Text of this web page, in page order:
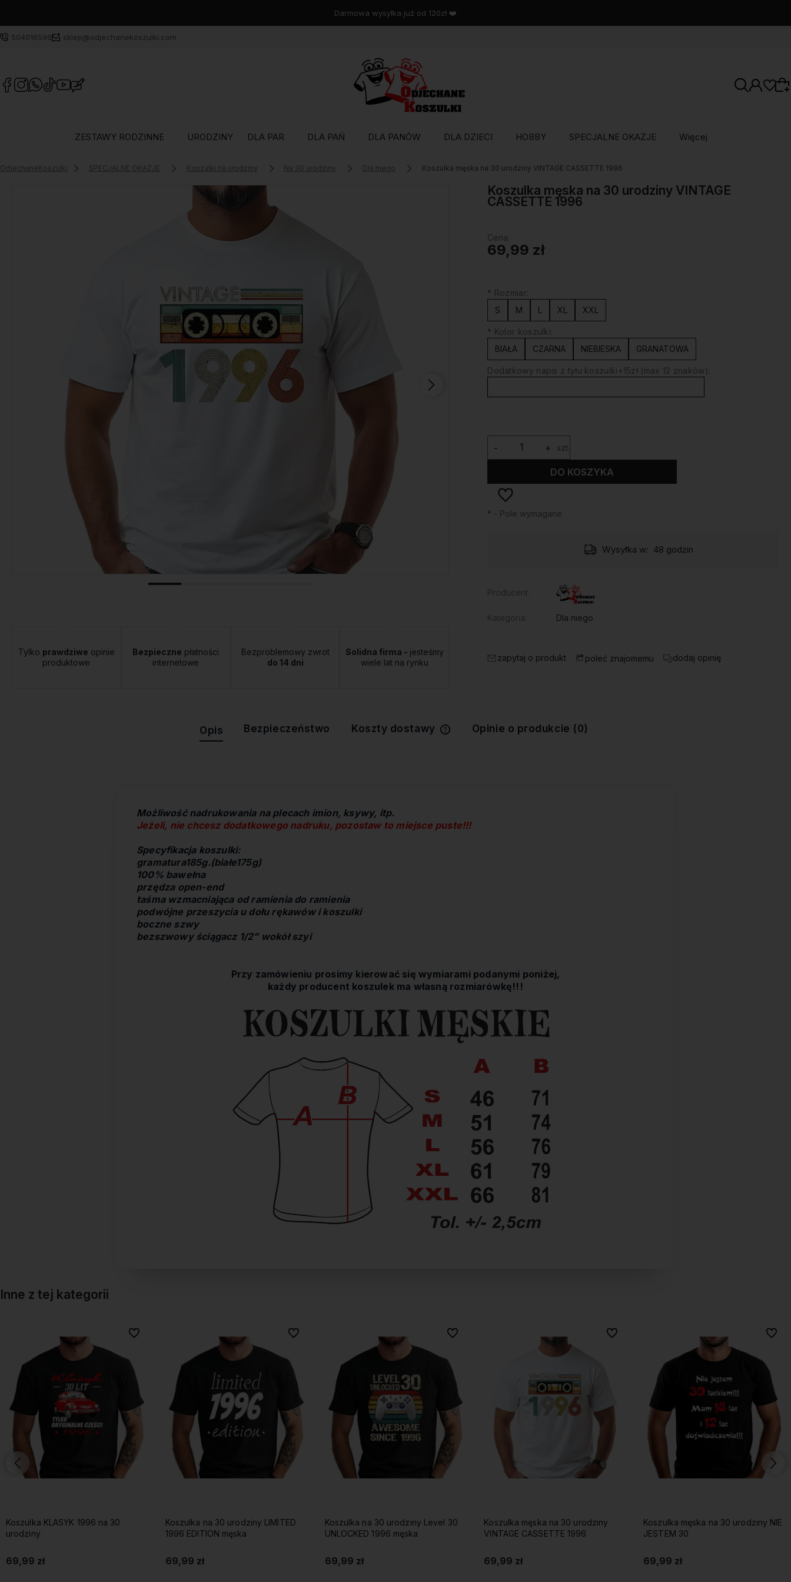
Wysyłka w 48 godzin
504016596 sklep@odjechanekoszulki.com
oferty lub zaloguj się, aby przywrócić dodane
produkty do listy z poprzedniej sesji.
ZESTAWY RODZINNE URODZINY DLA PAR DLA PAŃ DLA PANÓW DLA DZIECI HOBBY SPECJALNE OKAZJE Więcej
OdjechaneKoszulki SPECJALNE OKAZJE Koszulki na urodziny Na 30 urodziny Dla niego Koszulka męska na 30 urodziny VINTAGE CASSETTE 1996
Tylko prawdziwe opinie
produktowe
Bezpieczne płatności
internetowe
Bezproblemowy zwrot
do 14 dni
Solidna firma - jesteśmy
wiele lat na rynku
Koszulka męska na 30 urodziny VINTAGE
CASSETTE 1996
Cena:
69,99 zł
* Rozmiar:
S
M L XL XXL
* Kolor koszulki:
BIAŁA
CZARNA NIEBIESKA GRANATOWA
Dodatkowy napis z tyłu koszulki+15zł (max 12 znaków):
+
- szt.
DO KOSZYKA
* - Pole wymagane
- Orlen Paczka duża ilość Wysyłka w: 48 godzin
Dla niego
zapytaj o produkt poleć znajomemu dodaj opinię
Opis Bezpieczeństwo Koszty dostawy Opinie o produkcie (0)
Możliwość nadrukowania na plecach imion, ksywy, itp.
Jeżeli, nie chcesz dodatkowego nadruku, pozostaw to miejsce puste!!!
Specyfikacja koszulki:
gramatura185g.(białe175g)
100% bawełna
przędza open-end
taśma wzmacniająca od ramienia do ramienia
podwójne przeszycia u dołu rękawów i koszulki
boczne szwy
bezszwowy ściągacz 1/2" wokół szyi
Przy zamówieniu prosimy kierować się wymiarami podanymi poniżej,
każdy producent koszulek ma własną rozmiarówkę!!!
Inne z tej kategorii
Koszulka KLASYK 1996 na 30
urodziny
69,99 zł
Do ulubionych
Do ulubionych
Koszulka na 30 urodziny LIMITED
1996 EDITION męska
69,99 zł
Do ulubionych
Do ulubionych
Koszulka na 30 urodziny Level 30
UNLOCKED 1996 męska
69,99 zł
Do ulubionych
Do ulubionych
Koszulka męska na 30 urodziny
VINTAGE CASSETTE 1996
69,99 zł
Do ulubionych
Do ulubionych
Koszulka męska na 30 urodziny NIE
JESTEM 30
69,99 zł
Do
Do